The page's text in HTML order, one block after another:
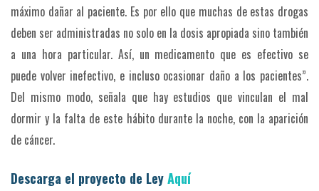
máximo dañar al paciente. Es por ello que muchas de estas drogas
deben ser administradas no solo en la dosis apropiada sino también
a una hora particular. Así, un medicamento que es efectivo se
puede volver inefectivo, e incluso ocasionar daño a los pacientes”.
Del mismo modo, señala que hay estudios que vinculan el mal
dormir y la falta de este hábito durante la noche, con la aparición
de cáncer.
Descarga el proyecto de LeyAquí